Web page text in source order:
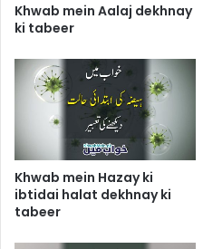
Khwab mein Aalaj dekhnay
ki tabeer
Khwab mein Hazay ki
ibtidai halat dekhnay ki
tabeer